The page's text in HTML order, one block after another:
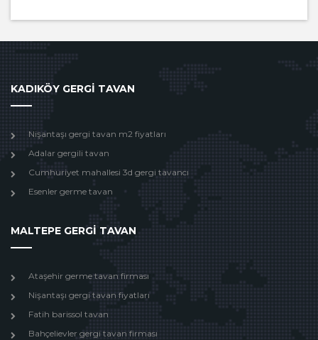
KADIKÖY GERGİ TAVAN
Nişantaşı gergi tavan m2 fiyatları
Adalar gergili tavan
Cumhuriyet mahallesi 3d gergi tavancı
Esenler germe tavan
MALTEPE GERGİ TAVAN
Ataşehir germe tavan firması
Nişantaşı gergi tavan fiyatları
Fatih barissol tavan
Bahçelievler gergi tavan firması